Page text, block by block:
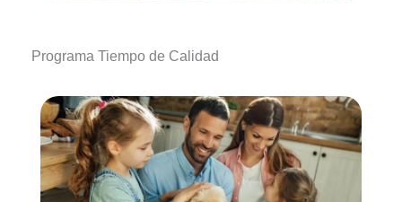
Programa Tiempo de Calidad